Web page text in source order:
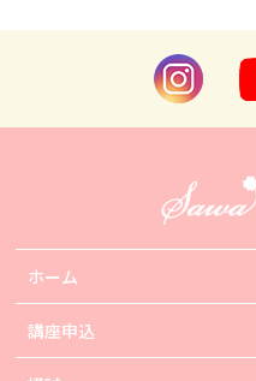
ホーム
講座申込